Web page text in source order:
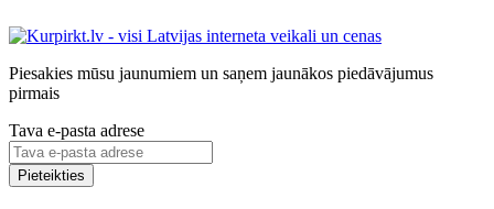
Piesakies mūsu jaunumiem un saņem jaunākos piedāvājumus
pirmais
Tava e-pasta adrese